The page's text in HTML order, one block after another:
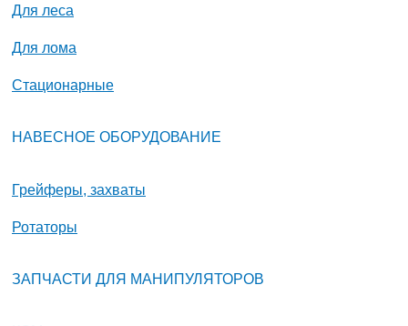
Для леса
Для лома
Стационарные
НАВЕСНОЕ ОБОРУДОВАНИЕ
Грейферы, захваты
Ротаторы
ЗАПЧАСТИ ДЛЯ МАНИПУЛЯТОРОВ